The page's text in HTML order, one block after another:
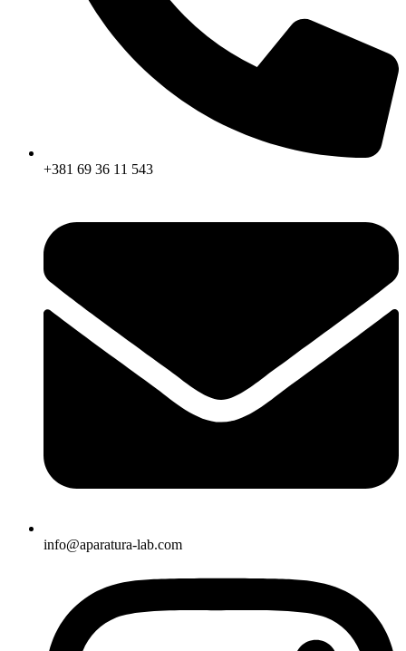
+381 69 36 11 543
info@aparatura-lab.com